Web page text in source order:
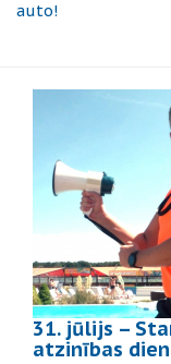
auto!
31. jūlijs –
atzinības